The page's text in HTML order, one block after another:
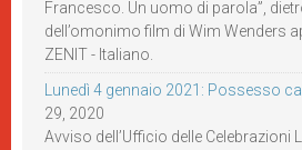
Francesco. Un uomo di parola”,
dell’omonimo film di Wim Wenders
ZENIT - Italiano.
Lunedì 4 gennaio 2021: Possesso
29, 2020
Avviso dell’Ufficio delle Celebrazioni